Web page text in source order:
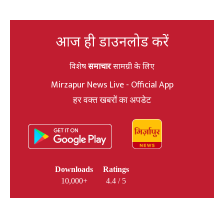
आज ही डाउनलोड करें
विशेषसमाचारसामग्री के लिए
Mirzapur News Live - Official App
हर वक्त खबरों का अपडेट
Downloads
10,000+
Ratings
4.4 / 5